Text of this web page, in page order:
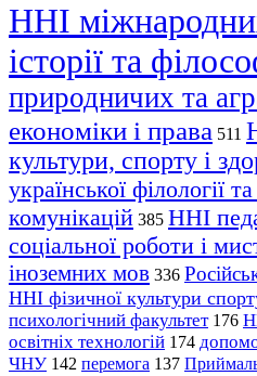
ННІ
історії та
природничих та
економіки і права 511
культури, спорту і
української філології
комунікацій 385 ННІ
соціальної роботи і
іноземних мов 336
ННІ фізичної культури
психологічний факультет 176
освітніх технологій 174
ЧНУ 142 перемога 137